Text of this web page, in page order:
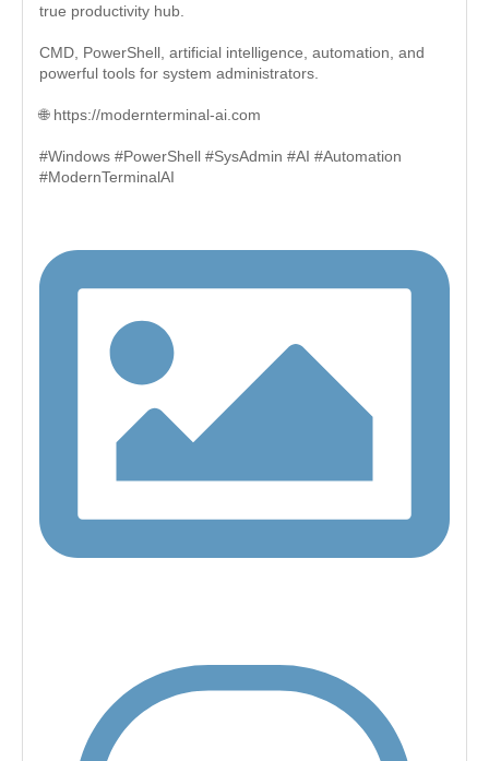
true productivity hub.
CMD, PowerShell, artificial intelligence, automation, and
powerful tools for system administrators.
🌐 https://modernterminal-ai.com
#Windows #PowerShell #SysAdmin #AI #Automation
#ModernTerminalAI